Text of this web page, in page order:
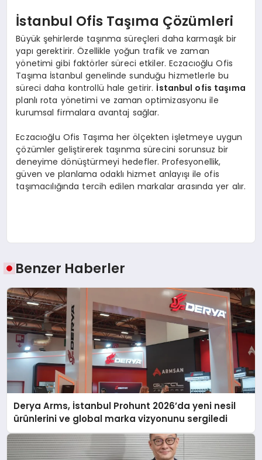
İstanbul Ofis Taşıma Çözümleri
Büyük şehirlerde taşınma süreçleri daha karmaşık bir
yapı gerektirir. Özellikle yoğun trafik ve zaman
yönetimi gibi faktörler süreci etkiler. Eczacıoğlu Ofis
Taşıma İstanbul genelinde sunduğu hizmetlerle bu
süreci daha kontrollü hale getirir. İstanbul ofis taşıma
planlı rota yönetimi ve zaman optimizasyonu ile
kurumsal firmalara avantaj sağlar.
Eczacıoğlu Ofis Taşıma her ölçekten işletmeye uygun
çözümler geliştirerek taşınma sürecini sorunsuz bir
deneyime dönüştürmeyi hedefler. Profesyonellik,
güven ve planlama odaklı hizmet anlayışı ile ofis
taşımacılığında tercih edilen markalar arasında yer alır.
Benzer Haberler
Derya Arms, İstanbul Prohunt 2026’da yeni nesil
ürünlerini ve global marka vizyonunu sergiledi